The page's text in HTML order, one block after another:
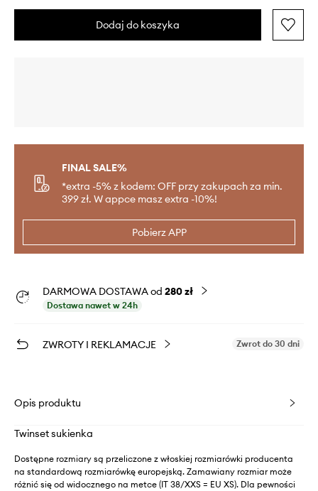
Dodaj do koszyka
FINAL SALE%
*extra -5% z kodem: OFF przy zakupach za min.
399 zł. W appce masz extra -10%!
Pobierz APP
DARMOWA DOSTAWA od 280 zł
Dostawa nawet w 24h
ZWROTY I REKLAMACJE Zwrot do 30 dni
Opis produktu
Twinset sukienka
Dostępne rozmiary są przeliczone z włoskiej rozmiarówki producenta
na standardową rozmiarówkę europejską. Zamawiany rozmiar może
różnić się od widocznego na metce (IT 38/XXS = EU XS). Dla pewności